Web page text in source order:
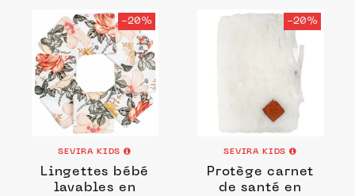
-20%
SEVIRA KIDS
Lingettes bébé
lavables en
-20%
SEVIRA KIDS
Protège carnet
de santé en